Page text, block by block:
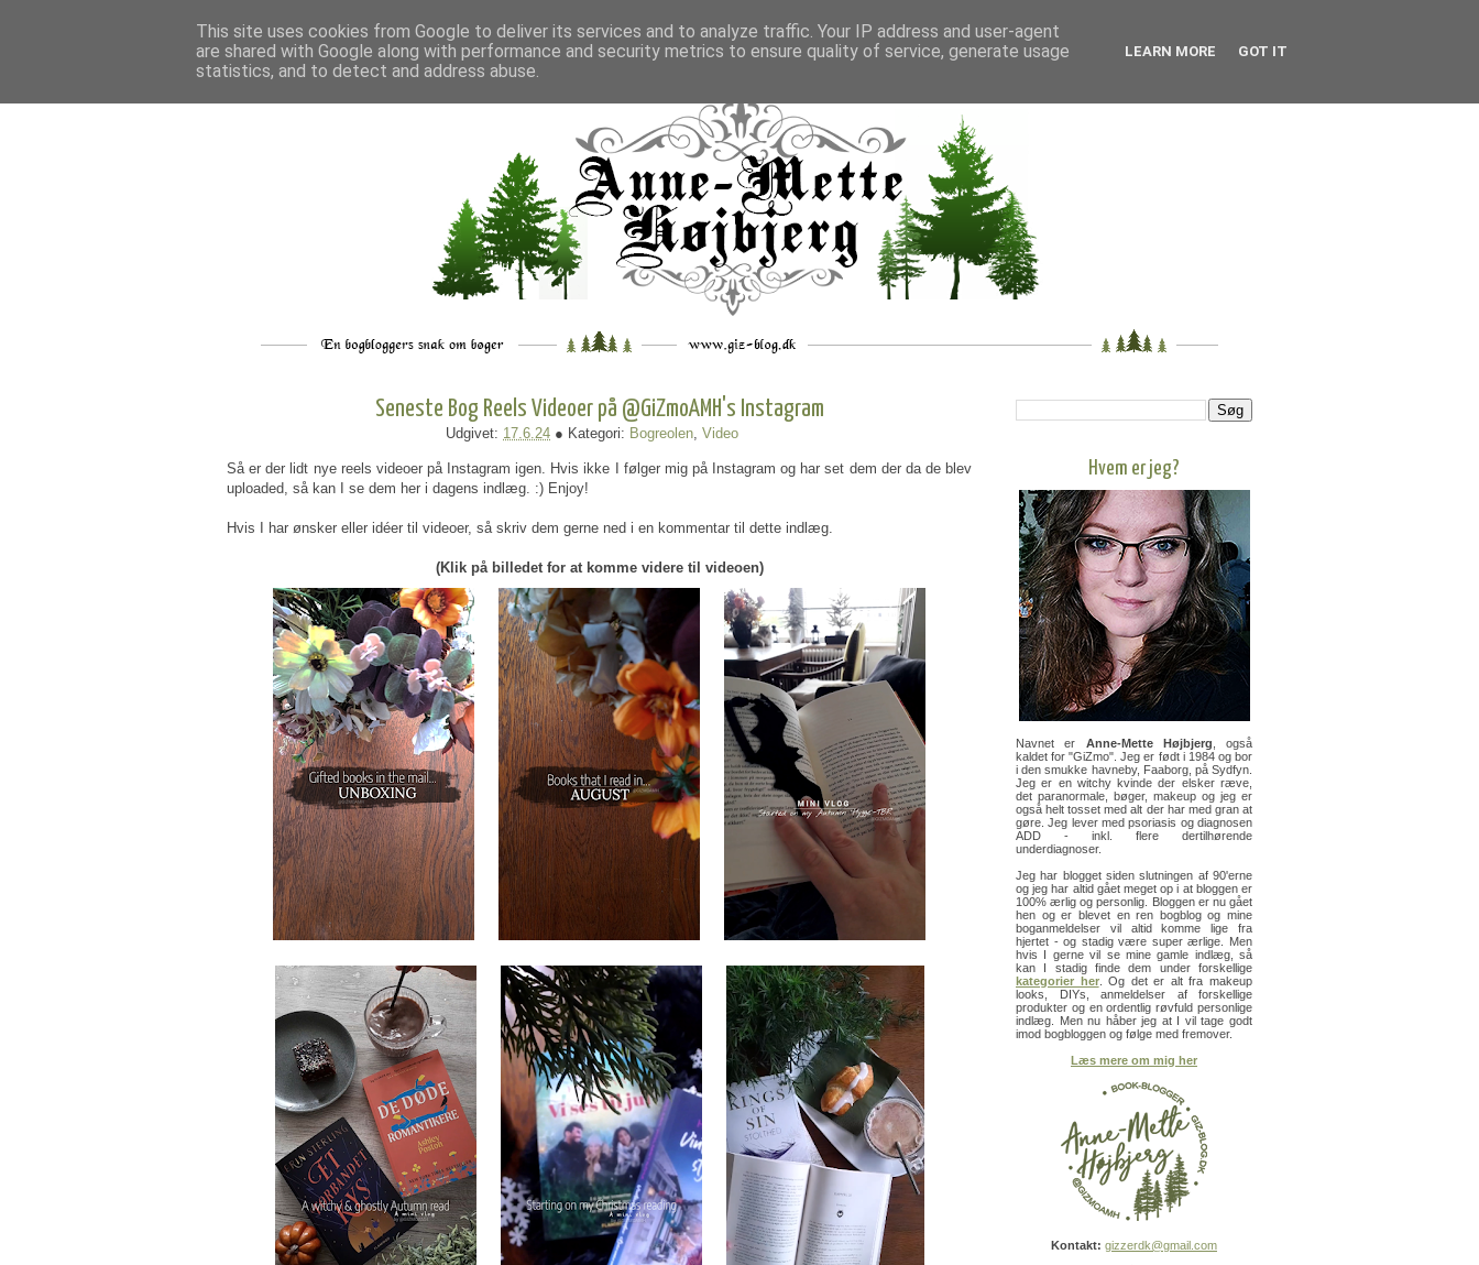
___ _. __ __ _ ___
Seneste Bog Reels Videoer på @GiZmoAMH's Instagram
Udgivet: 17.6.24 ● Kategori: Bogreolen, Video
Så er der lidt nye reels videoer på Instagram igen. Hvis ikke I følger mig på Instagram og har set dem der da de blev
uploaded, så kan I se dem her i dagens indlæg. :) Enjoy!
Hvis I har ønsker eller idéer til videoer, så skriv dem gerne ned i en kommentar til dette indlæg.
(Klik på billedet for at komme videre til videoen)
Hvem er jeg?
Navnet er Anne-Mette Højbjerg , også
kaldet for "GiZmo". Jeg er født i 1984 og bor
i den smukke havneby, Faaborg, på Sydfyn.
Jeg er en witchy kvinde der elsker ræve,
det paranormale, bøger, makeup og jeg er
også helt tosset med alt der har med gran at
gøre. Jeg lever med psoriasis og diagnosen
ADD - inkl. flere dertilhørende
underdiagnoser.
Jeg har blogget siden slutningen af 90'erne
og jeg har altid gået meget op i at bloggen er
100% ærlig og personlig. Bloggen er nu gået
hen og er blevet en ren bogblog og mine
boganmeldelser vil altid komme lige fra
hjertet - og stadig være super ærlige. Men
hvis I gerne vil se mine gamle indlæg, så
kan I stadig finde dem under forskellige
kategorier her. Og det er alt fra makeup
looks, DIYs, anmeldelser af forskellige
produkter og en ordentlig røvfuld personlige
indlæg. Men nu håber jeg at I vil tage godt
imod bogbloggen og følge med fremover.
Læs mere om mig her
Kontakt: gizzerdk@gmail.com
This site uses cookies from Google to deliver its services and to analyze traffic. Your IP address and user-agent
are shared with Google along with performance and security metrics to ensure quality of service, generate usage
statistics, and to detect and address abuse.
LEARN MORE GOT IT